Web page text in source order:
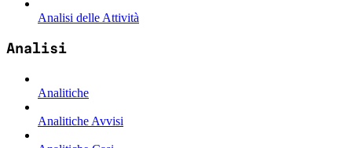
Analisi delle Attività
Analisi
Analitiche
Analitiche Avvisi